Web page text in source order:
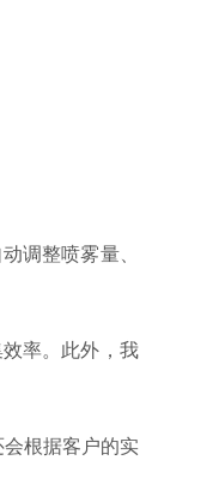
调整喷雾量、
率。此外，我
根据客户的实